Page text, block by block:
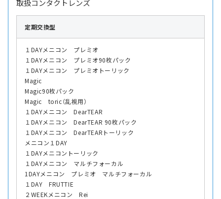
取扱コンタクトレンズ
定期交換型
１DAYメニコン プレミオ
１DAYメニコン プレミオ90枚パック
１DAYメニコン プレミオトーリック
Magic
Magic90枚パック
Magic toric（乱視用）
１DAYメニコン DearTEAR
１DAYメニコン DearTEAR 90枚パック
１DAYメニコン DearTEARトーリック
メニコン１DAY
１DAYメニコントーリック
１DAYメニコン マルチフォーカル
1DAYメニコン プレミオ マルチフォーカル
１DAY FRUTTIE
２WEEKメニコン Rei